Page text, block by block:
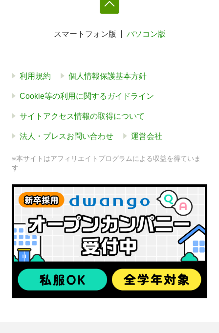
スマートフォン版 パソコン版
利用規約 個人情報保護基本方針
Cookie等の利用に関するガイドライン
サイトアクセス情報の取得について
法人・プレスお問い合わせ 運営会社
※本サイトはアフィリエイトプログラムによる収益を得ていま
す